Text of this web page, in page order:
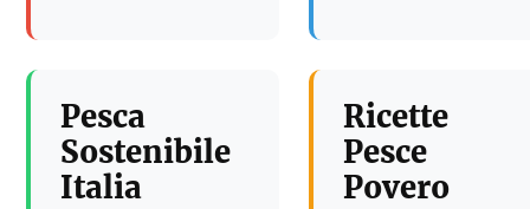
Pesca
Sostenibile
Italia
Ricette
Pesce
Povero